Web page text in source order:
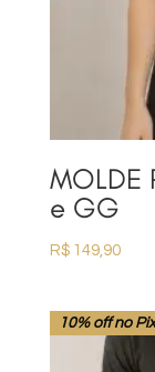
MOLDE
e GG
R$149,90
10% off no